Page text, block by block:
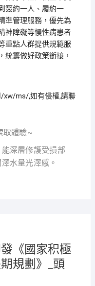
簽約一人、履約一
準管理服務，優先為
神障礙等慢性病患者
重點人群提供規範服
統籌做好政策銜接，
ms/,如有侵權,請聯
取體驗~
深層修護受損部
水量光澤感。
《國家积極
規劃》_頭